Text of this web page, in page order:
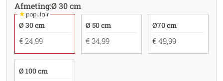
Afmeting:Ø 30 cm
★populair
Ø 30 cm
€ 24,99
Ø 50 cm
€ 34,99
Ø70 cm
€ 49,99
Ø 100 cm